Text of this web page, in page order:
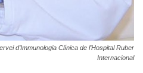
d’Immunologia Clínica de l’Hospital Ruber
Internacional